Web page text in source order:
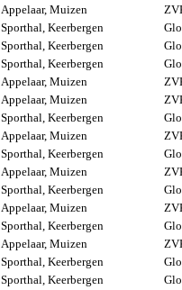
Appelaar, Muizen
Sporthal, Keerbergen
Sporthal, Keerbergen
Sporthal, Keerbergen
Appelaar, Muizen
Appelaar, Muizen
Sporthal, Keerbergen
Appelaar, Muizen
Sporthal, Keerbergen
Appelaar, Muizen
Sporthal, Keerbergen
Appelaar, Muizen
Sporthal, Keerbergen
Appelaar, Muizen
Sporthal, Keerbergen
Sporthal, Keerbergen